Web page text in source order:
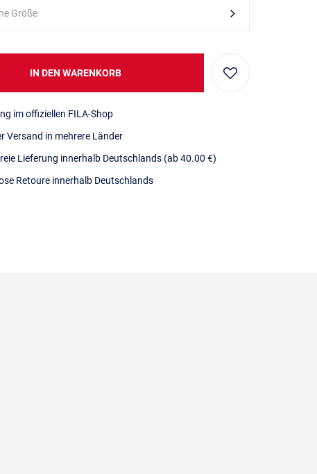
Größe
IN DEN WARENKORB
im offiziellen FILA-Shop
Versand in mehrere Länder
Lieferung innerhalb Deutschlands (ab 40.00 €)
Retoure innerhalb Deutschlands